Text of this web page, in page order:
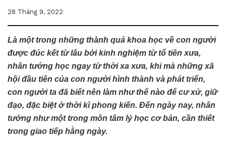
28 Tháng 9, 2022
Là một trong những thành quả khoa học về con người
được đúc kết từ lâu bởi kinh nghiệm từ tổ tiên xưa,
nhân tướng học ngay từ thời xa xưa, khi mà những xã
hội đầu tiên của con người hình thành và phát triển,
con người ta đã biết nên làm như thế nào để cư xử, giữ
đạo, đặc biệt ở thời kì phong kiến. Đến ngày nay, nhân
tướng như một trong môn tâm lý học cơ bản, cần thiết
trong giao tiếp hằng ngày.